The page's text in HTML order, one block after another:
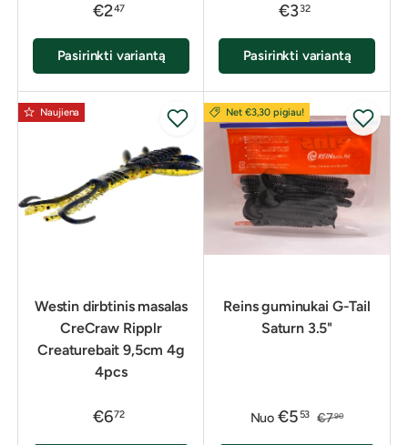
€247
Pasirinkti variantą
€332
Pasirinkti variantą
Naujiena
Westin dirbtinis masalas
CreCraw Ripplr
Creaturebait 9,5cm 4g
4pcs
€672
Net €3,30 pigiau!
Reins guminukai G-Tail
Saturn 3.5"
Nuo €5 53 €790